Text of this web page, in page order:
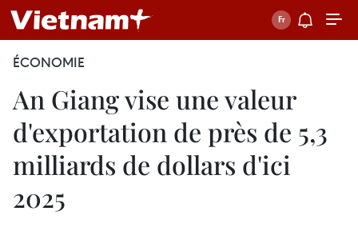
ÉCONOMIE
An Giang vise une valeur
d'exportation de près de 5,3
milliards de dollars d'ici
2025